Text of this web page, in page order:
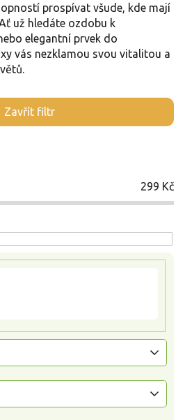
prospívat všude, kde mají
už hledáte ozdobu k
elegantní prvek do
vás nezklamou svou vitalitou a
Zavřít filtr
299 Kč